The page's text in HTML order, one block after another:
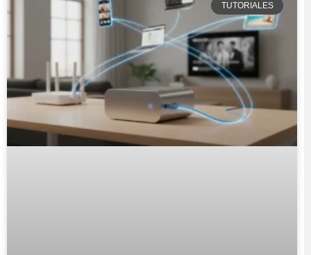
TUTORIALES